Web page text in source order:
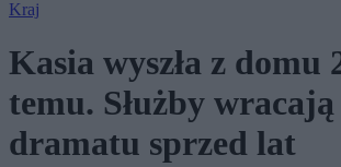
Kraj
Kasia wyszła z domu
temu. Służby
dramatu sprzed lat